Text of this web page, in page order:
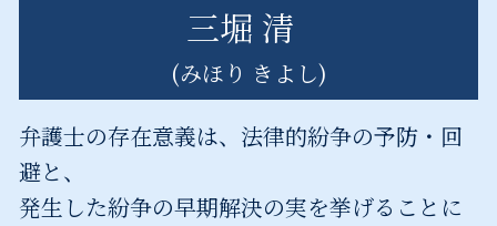
三堀 清
(みほり きよし)
弁護士の存在意義は、法律的紛争の予防・回
避と、
発生した紛争の早期解決の実を挙げることに